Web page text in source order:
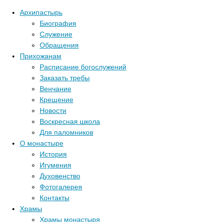
Архипастырь
Биография
Служение
Обращения
Прихожанам
Расписание богослужений
Заказать требы
Венчание
Крещение
Новости
Воскресная школа
Для паломников
О монастыре
История
Игумения
Духовенство
Фотогалерея
Контакты
Храмы
Храмы монастыря